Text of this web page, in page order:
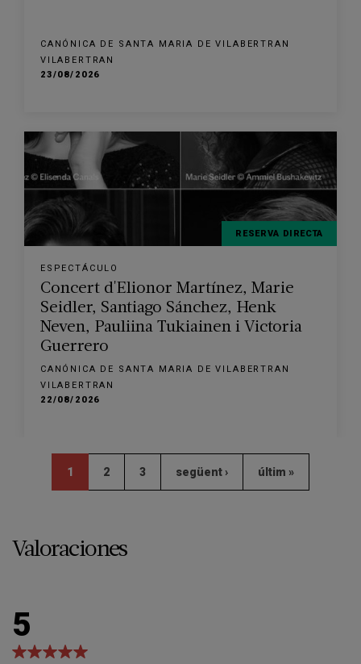
CANÓNICA DE SANTA MARIA DE VILABERTRAN
VILABERTRAN
23/08/2026
RESERVA DIRECTA
ESPECTÁCULO
Concert d'Elionor Martínez, Marie
Seidler, Santiago Sánchez, Henk
Neven, Pauliina Tukiainen i Victoria
Guerrero
CANÓNICA DE SANTA MARIA DE VILABERTRAN
VILABERTRAN
22/08/2026
1 2 3 següent › últim »
Valoraciones
5